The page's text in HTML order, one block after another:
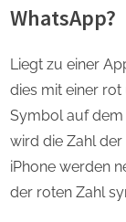
WhatsApp?
Liegt zu einer
dies mit einer
Symbol auf dem
wird die Zahl
iPhone werden
der roten Zahl